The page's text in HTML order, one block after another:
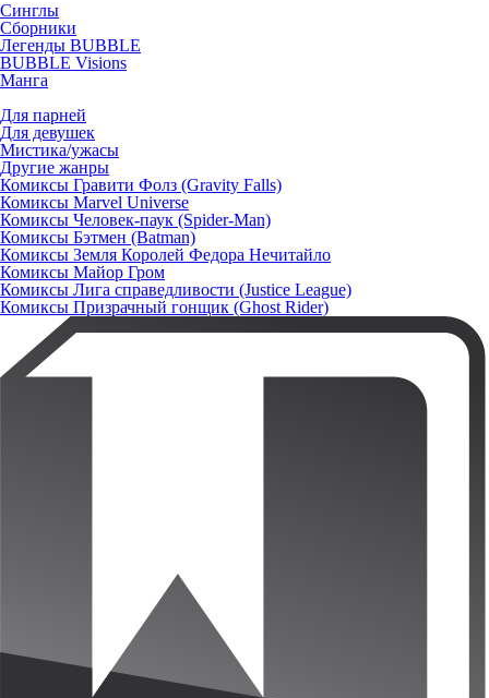
Синглы
Сборники
Легенды BUBBLE
BUBBLE Visions
Манга
Для парней
Для девушек
Мистика/ужасы
Другие жанры
Комиксы Гравити Фолз (Gravity Falls)
Комиксы Marvel Universe
Комиксы Человек-паук (Spider-Man)
Комиксы Бэтмен (Batman)
Комиксы Земля Королей Федора Нечитайло
Комиксы Майор Гром
Комиксы Лига справедливости (Justice League)
Комиксы Призрачный гонщик (Ghost Rider)